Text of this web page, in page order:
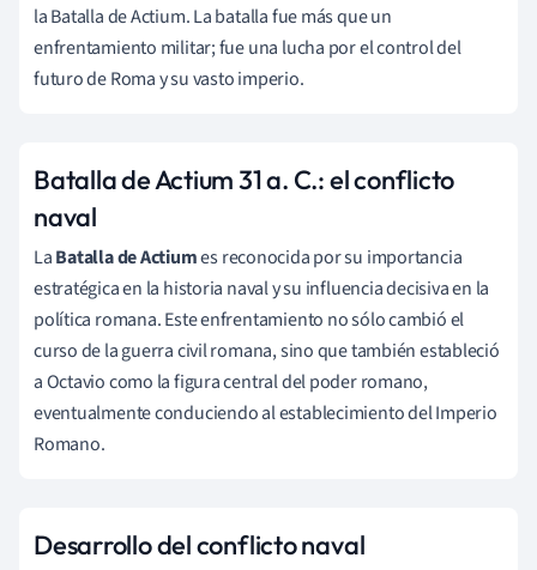
la Batalla de Actium. La batalla fue más que un
enfrentamiento militar; fue una lucha por el control del
futuro de Roma y su vasto imperio.
Batalla de Actium 31 a. C.: el conflicto
naval
LaBatalla de Actiumes reconocida por su importancia
estratégica en la historia naval y su influencia decisiva en la
política romana. Este enfrentamiento no sólo cambió el
curso de la guerra civil romana, sino que también estableció
a Octavio como la figura central del poder romano,
eventualmente conduciendo al establecimiento del Imperio
Romano.
Desarrollo del conflicto naval